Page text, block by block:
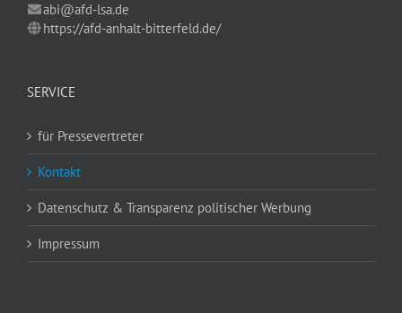
abi@afd-lsa.de
https://afd-anhalt-bitterfeld.de/
SERVICE
für Pressevertreter
Kontakt
Datenschutz & Transparenz politischer Werbung
Impressum